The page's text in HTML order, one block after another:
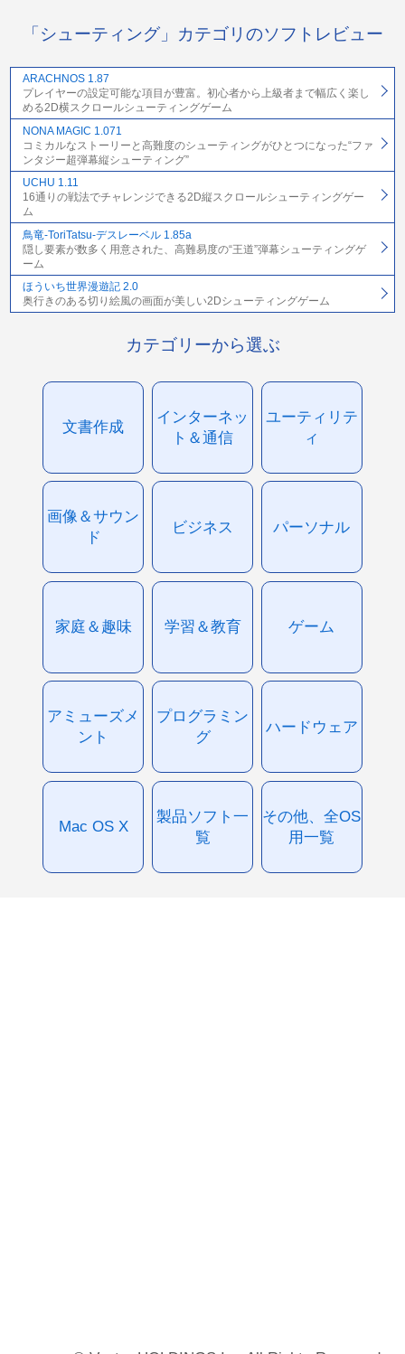
「シューティング」カテゴリのソフトレビュー
ARACHNOS 1.87
プレイヤーの設定可能な項目が豊富。初心者から上級者まで幅広く楽し
める2D横スクロールシューティングゲーム
NONA MAGIC 1.071
コミカルなストーリーと高難度のシューティングがひとつになった“ファ
ンタジー超弾幕縦シューティング”
UCHU 1.11
16通りの戦法でチャレンジできる2D縦スクロールシューティングゲー
ム
鳥竜-ToriTatsu-デスレーベル 1.85a
隠し要素が数多く用意された、高難易度の“王道”弾幕シューティングゲ
ーム
ほういち世界漫遊記 2.0
奥行きのある切り絵風の画面が美しい2Dシューティングゲーム
カテゴリーから選ぶ
文書作成
インターネッ
ト＆通信
ユーティリテ
ィ
画像＆サウン
ド
ビジネス パーソナル
家庭＆趣味 学習＆教育 ゲーム
アミューズメ
ント
プログラミン
グ
ハードウェア
Mac OS X
製品ソフト一
覧
その他、全OS
用一覧